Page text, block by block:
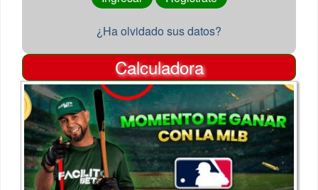
¿Ha olvidado sus datos?
Calculadora